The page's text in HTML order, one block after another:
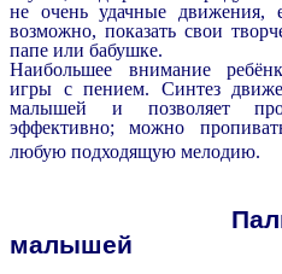
не очень удачные движения,
возможно, показать свои
папе или бабушке.
Наибольшее внимание
игры с пением. Синтез
малышей и позволяет
эффективно; можно
любую подходящую мелодию.
малышей